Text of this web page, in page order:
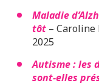
Maladie
tôt – Caroline
2025
Autisme : les
sont-elles